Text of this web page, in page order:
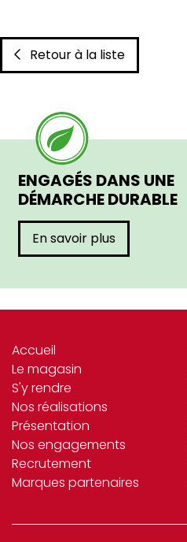
Retour à la liste
ENGAGÉS DANS UNE
DÉMARCHE DURABLE
En savoir plus
Accueil
Le magasin
S'y rendre
Nos réalisations
Présentation
Nos engagements
Recrutement
Marques partenaires